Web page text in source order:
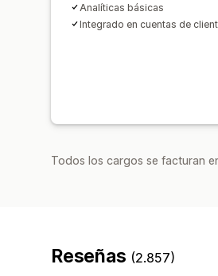
Analíticas básicas
Integrado en cuentas de
Todos los cargos se facturan
Reseñas (2.857)